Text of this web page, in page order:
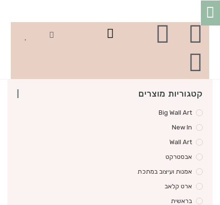
קטגוריות מוצרים
Big Wall Art
New In
Wall Art
אבסטרקט
אמנות ועיצוב במתכת
ארט קלאב
בראשית